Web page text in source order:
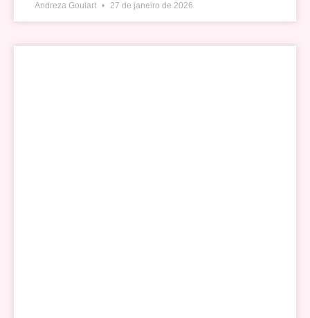
Andreza Goulart 27 de janeiro de 2026